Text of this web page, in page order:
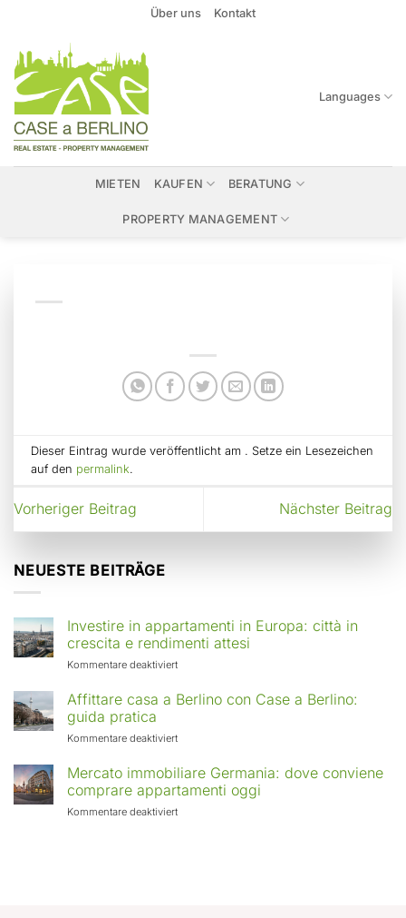
springen
Über uns Kontakt
Languages
MIETEN KAUFEN BERATUNG
PROPERTY MANAGEMENT
Dieser Eintrag wurde veröffentlicht am . Setze ein Lesezeichen
auf den permalink.
Vorheriger Beitrag Nächster Beitrag
NEUESTE BEITRÄGE
Investire in appartamenti in Europa: città in
crescita e rendimenti attesi
Kommentare deaktiviertfür
in
Europa:
in
crescita
rendimenti
Affittare casa a Berlino con Case a Berlino:
guida pratica
Kommentare deaktiviertfür
casa
a
Berlino
con
Mercato immobiliare Germania: dove conviene
comprare appartamenti oggi
Kommentare deaktiviertfür